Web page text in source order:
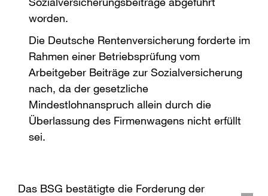
worden.
Die Deutsche Rentenversicherung forderte im
Rahmen einer Betriebsprüfung vom
Arbeitgeber Beiträge zur Sozialversicherung
nach, da der gesetzliche
Mindestlohnanspruch allein durch die
Überlassung des Firmenwagens nicht erfüllt
sei.
Das BSG bestätigte die Forderung der